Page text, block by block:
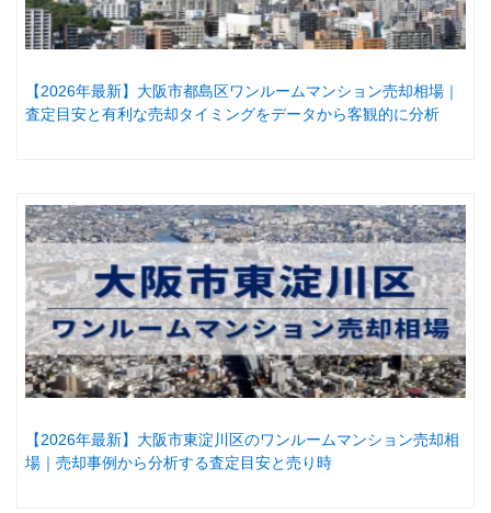
【2026年最新】大阪市都島区ワンルームマンション売却相場｜
査定目安と有利な売却タイミングをデータから客観的に分析
【2026年最新】大阪市東淀川区のワンルームマンション売却相
場｜売却事例から分析する査定目安と売り時